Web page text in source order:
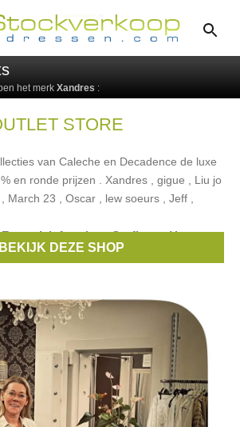
het merk Xandres :
STORE
van Caleche en Decadence de luxe
en ronde prijzen . Xandres , gigue , Liu jo
, March 23 , Oscar , lew soeurs , Jeff ,
Essentiel,American Outfitters,Vero
BEKIJK DEZE SHOP